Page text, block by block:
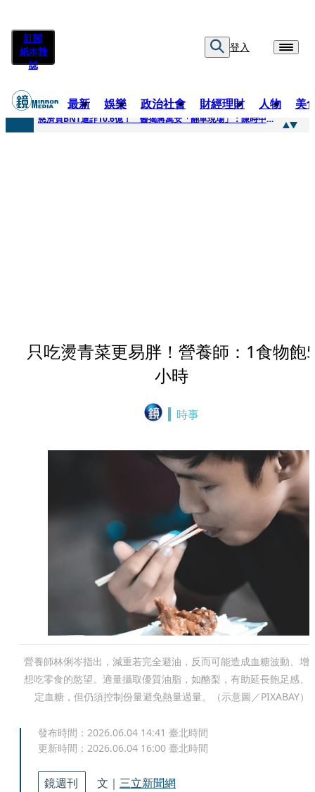
訂閱
紙本雜
誌
登入
最新 娛樂 政治社會 財經理財 人物 美
快訊
慈濟買BNT遭詐10.6億！ 醫揭蔣萬安「翻車現場」：陳時中當年是阻止被騙
只吃燙青菜更易胖！營養師：1食物飽
小時
時事
營養師林俐岑指出，減重若完全避油，反而可能造成血糖波動、增
想吃零食的慾望。適量攝取優質油脂，如酪梨，有助延長飽足感、
定血糖，但仍須控制份量避免熱量過量。（示意圖／PIXABAY）
發布時間： 2026.06.04 14:41 臺北時間
更新時間： 2026.06.04 16:00 臺北時間
鏡週刊 文｜ 三立新聞網